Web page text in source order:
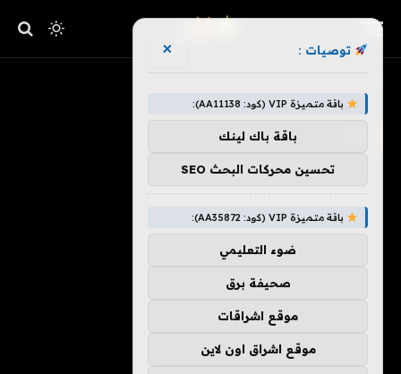
توصيات : ×
باقة متميزة VIP (كود: AA11138):
باقة باك لينك
تحسين محركات البحث SEO
باقة متميزة VIP (كود: AA35872):
ضوء التعليمي
صحيفة برق
موقع اشراقات
موقع اشراق اون لاين